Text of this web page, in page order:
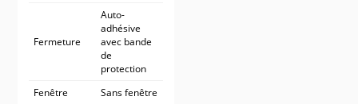
Fermeture
Auto-
adhésive
avec bande
de
protection
Fenêtre
Sans fenêtre